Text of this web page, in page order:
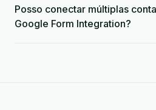
Posso conectar múltiplas
Google Form Integration?